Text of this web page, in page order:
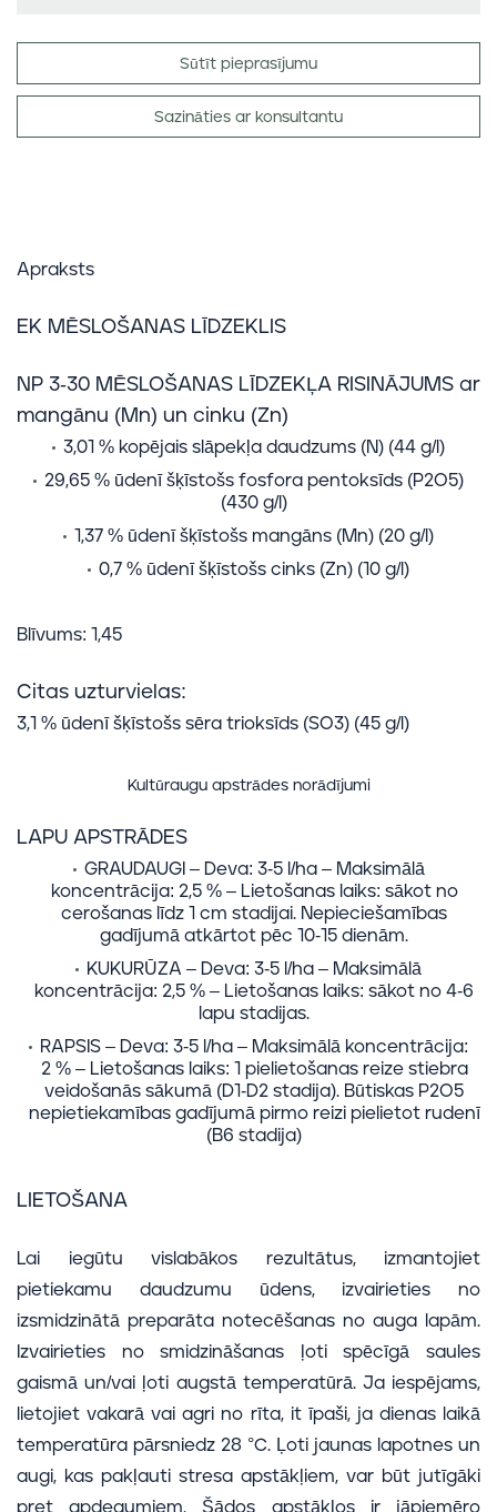
Sūtīt pieprasījumu
Sazināties ar konsultantu
Apraksts
EK MĒSLOŠANAS LĪDZEKLIS
NP 3-30 MĒSLOŠANAS LĪDZEKĻA RISINĀJUMS ar
mangānu (Mn) un cinku (Zn)
3,01 % kopējais slāpekļa daudzums (N) (44 g/l)
29,65 % ūdenī šķīstošs fosfora pentoksīds (P2O5)
(430 g/l)
1,37 % ūdenī šķīstošs mangāns (Mn) (20 g/l)
0,7 % ūdenī šķīstošs cinks (Zn) (10 g/l)
Blīvums: 1,45
Citas uzturvielas:
3,1 % ūdenī šķīstošs sēra trioksīds (SO3) (45 g/l)
Kultūraugu apstrādes norādījumi
LAPU APSTRĀDES
GRAUDAUGI – Deva: 3-5 l/ha – Maksimālā
koncentrācija: 2,5 % – Lietošanas laiks: sākot no
cerošanas līdz 1 cm stadijai. Nepieciešamības
gadījumā atkārtot pēc 10-15 dienām.
KUKURŪZA – Deva: 3-5 l/ha – Maksimālā
koncentrācija: 2,5 % – Lietošanas laiks: sākot no 4-6
lapu stadijas.
RAPSIS – Deva: 3-5 l/ha – Maksimālā koncentrācija:
2 % – Lietošanas laiks: 1 pielietošanas reize stiebra
veidošanās sākumā (D1-D2 stadija). Būtiskas P2O5
nepietiekamības gadījumā pirmo reizi pielietot rudenī
(B6 stadija)
LIETOŠANA
Lai iegūtu vislabākos rezultātus, izmantojiet
pietiekamu daudzumu ūdens, izvairieties no
izsmidzinātā preparāta notecēšanas no auga lapām.
Izvairieties no smidzināšanas ļoti spēcīgā saules
gaismā un/vai ļoti augstā temperatūrā. Ja iespējams,
lietojiet vakarā vai agri no rīta, it īpaši, ja dienas laikā
temperatūra pārsniedz 28 °C. Ļoti jaunas lapotnes un
augi, kas pakļauti stresa apstākļiem, var būt jutīgāki
pret apdegumiem. Šādos apstākļos ir jāpiemēro